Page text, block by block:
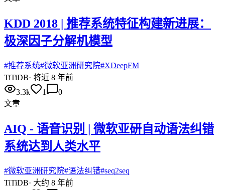
KDD 2018 | 推荐系统特征构建新进展：
极深因子分解机模型
#推荐系统#微软亚洲研究院#XDeepFM
TiTiDB· 将近 8 年前
3.3k
1
0
文章
AIQ - 语音识别 | 微软亚研自动语法纠错
系统达到人类水平
#微软亚洲研究院#语法纠错#seq2seq
TiTiDB· 大约 8 年前